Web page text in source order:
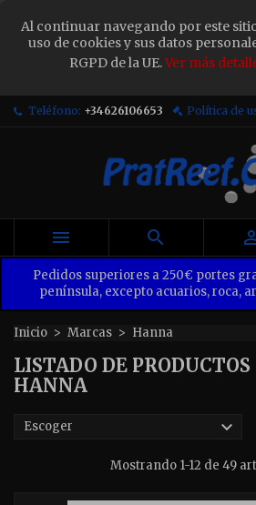
Al continuar navegando por este
uso de cookies y sus datos
RGPD de la UE.Ver más
Teléfono: +34626106653 Política de
 
Pedidos superiores a 250€ portes
península, excepto acuarios, roca,
Inicio Marcas Hanna
LISTADO DE
HANNA
Escoger 
Mostrando 1-12 de 49
Sign in
You need to be logged in to save
wish list.